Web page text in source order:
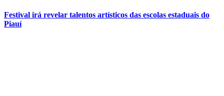
Festival irá revelar talentos artísticos das escolas estaduais do
Piauí